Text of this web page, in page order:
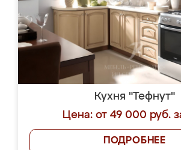
Кухня "Тефнут"
Цена: от 49 000 руб.
ПОДРОБНЕЕ